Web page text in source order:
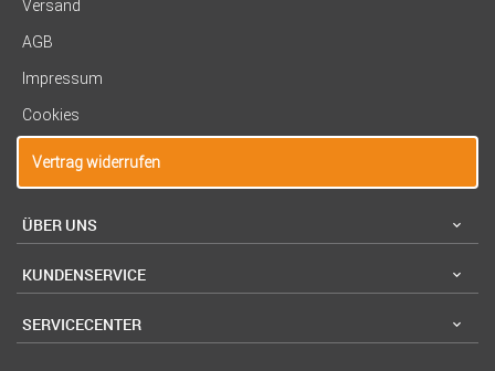
Versand
AGB
Impressum
Cookies
Vertrag widerrufen
ÜBER UNS
KUNDENSERVICE
SERVICECENTER